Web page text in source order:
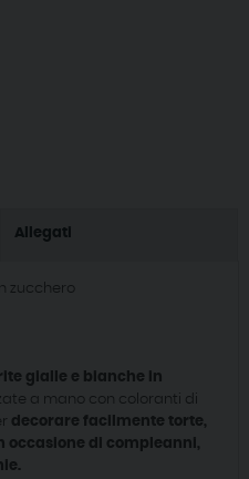
Allegati
zucchero
gialle e bianche in
a mano con coloranti di
decorare facilmente torte,
occasione di compleanni,